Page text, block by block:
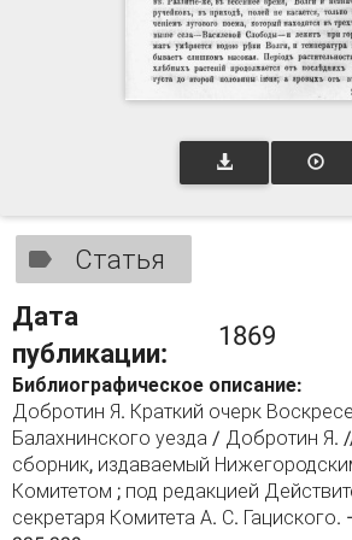
Статья
Дата
публикации:
1869
Библиографическое описание:
Добротин Я. Краткий очерк
Балахнинского уезда / Добротин Я.
сборник, издаваемый
Комитетом ; под редакцией
секретаря Комитета А. С.